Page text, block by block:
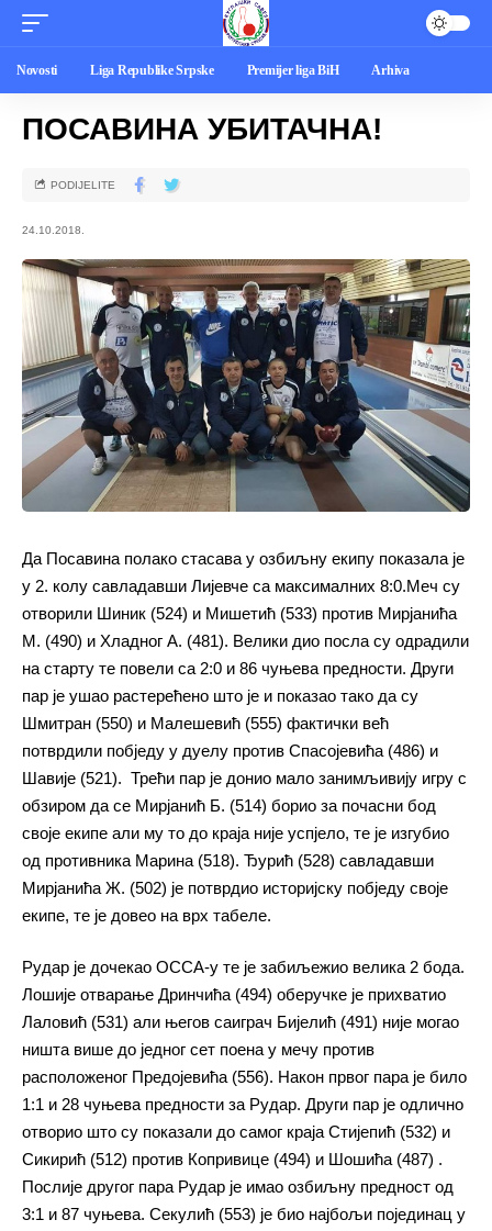
Novosti Liga Republike Srpske Premijer liga BiH Arhiva
ПОСАВИНА УБИТАЧНА!
24.10.2018.
PODIJELITE
Да Посавина полако стасава у озбиљну екипу показала је
у 2. колу савладавши Лијевче са максималних 8:0.Меч су
отворили Шиник (524) и Мишетић (533) против Мирјанића
М. (490) и Хладног А. (481). Велики дио посла су одрадили
на старту те повели са 2:0 и 86 чуњева предности. Други
пар је ушао растерећено што је и показао тако да су
Шмитран (550) и Малешевић (555) фактички већ
потврдили побједу у дуелу против Спасојевића (486) и
Шавије (521). Трећи пар је донио мало занимљивију игру с
обзиром да се Мирјанић Б. (514) борио за почасни бод
своје екипе али му то до краја није успјело, те је изгубио
од противника Марина (518). Ђурић (528) савладавши
Мирјанића Ж. (502) је потврдио историјску побједу своје
екипе, те је довео на врх табеле.
Рудар је дочекао ОССА-у те је забиљежио велика 2 бода.
Лошије отварање Дринчића (494) оберучке је прихватио
Лаловић (531) али његов саиграч Бијелић (491) није могао
ништа више до једног сет поена у мечу против
расположеног Предојевића (556). Након првог пара је било
1:1 и 28 чуњева предности за Рудар. Други пар је одлично
отворио што су показали до самог краја Стијепић (532) и
Сикирић (512) против Копривице (494) и Шошића (487) .
Послије другог пара Рудар је имао озбиљну предност од
3:1 и 87 чуњева. Секулић (553) је био најбољи појединац у